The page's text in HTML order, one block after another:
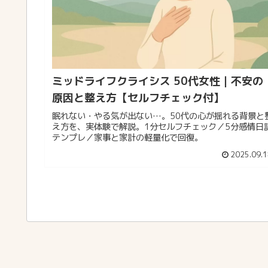
ミッドライフクライシス 50代女性｜不安の
原因と整え方【セルフチェック付】
眠れない・やる気が出ない…。50代の心が揺れる背景と
え方を、実体験で解説。1分セルフチェック／5分感情日
テンプレ／家事と家計の軽量化で回復。